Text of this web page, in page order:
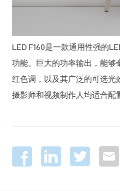
LED F160是一款通用性强的
功能。巨大的功率输出，能够
红色调，以及其广泛的可选光
摄影师和视频制作人均适合配